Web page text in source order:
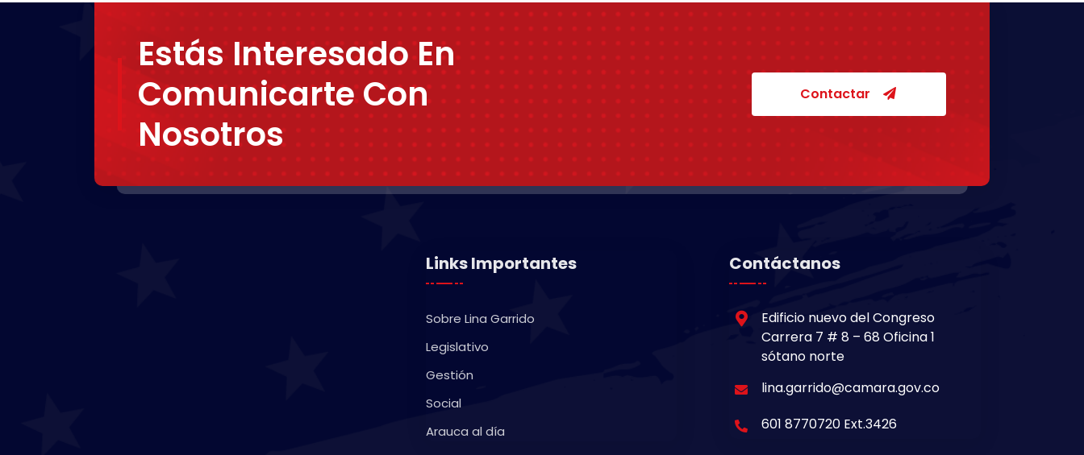
Estás Interesado En
Comunicarte Con
Nosotros
Contactar
Links Importantes
Sobre Lina Garrido
Legislativo
Gestión
Social
Arauca al día
Contáctanos
Edificio nuevo del Congreso
Carrera 7 # 8 – 68 Oficina 1
sótano norte
lina.garrido@camara.gov.co
601 8770720 Ext.3426